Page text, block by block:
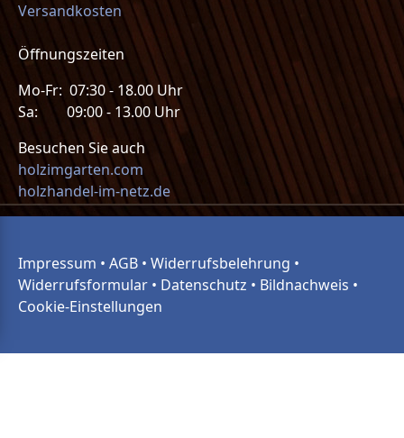
Versandkosten
Öffnungszeiten
Mo-Fr: 07:30 - 18.00 Uhr
Sa: 09:00 - 13.00 Uhr
Besuchen Sie auch
holzimgarten.com
holzhandel-im-netz.de
Impressum • AGB • Widerrufsbelehrung •
Widerrufsformular • Datenschutz • Bildnachweis •
Cookie-Einstellungen